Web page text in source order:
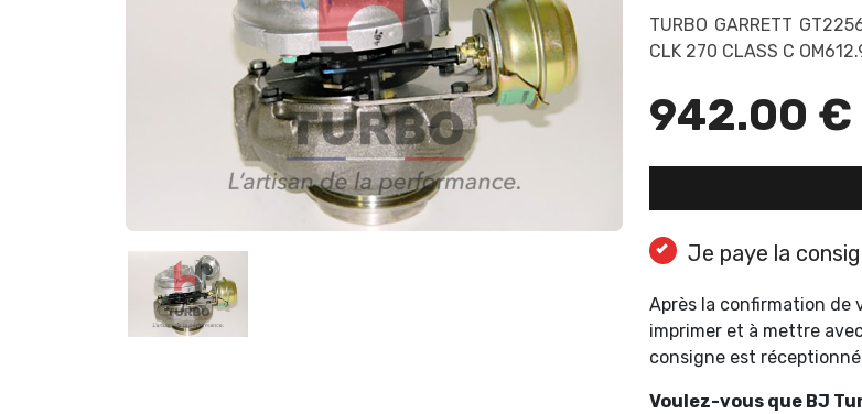
TURBO GARRETT
CLK 270 CLASS C
942.00 €
Je paye la
Après la confirmation de
imprimer et à mettre
consigne est
Voulez-vous que BJ